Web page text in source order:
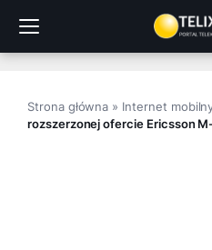
treści
Strona główna » Internet
rozszerzonej ofercie Ericsson